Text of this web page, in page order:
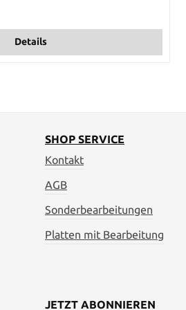
Details
SHOP SERVICE
Kontakt
AGB
Sonderbearbeitungen
Platten mit Bearbeitung
JETZT ABONNIEREN